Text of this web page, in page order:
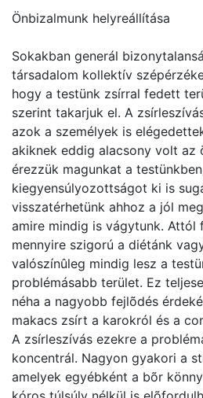
Önbizalmunk helyreállítása
Sokakban generál
társadalom kollektív
hogy a testünk zsírral fedett
szerint takarjuk el. A
azok a személyek is
akiknek eddig alacsony volt az
érezzük magunkat a
kiegyensúlyozottságot ki is
visszatérhetünk ahhoz a jól
amire mindig is vágytunk. Attól
mennyire szigorú a diétánk
valószínûleg mindig lesz a
problémásabb terület. Ez
néha a nagyobb fejlõdés
makacs zsírt a karokról és a
A zsírleszívás ezekre a
koncentrál. Nagyon gyakori a
amelyek egyébként a bõr